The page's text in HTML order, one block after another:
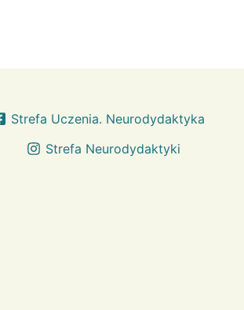
Strefa Uczenia. Neurodydaktyka
Strefa Neurodydaktyki